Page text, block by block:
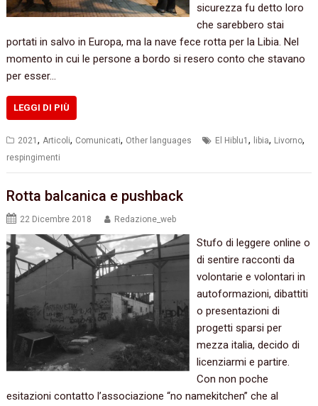
sicurezza fu detto loro
che sarebbero stai
portati in salvo in Europa, ma la nave fece rotta per la Libia. Nel
momento in cui le persone a bordo si resero conto che stavano
per esser…
LEGGI DI PIÙ
2021, Articoli, Comunicati, Other languages El Hiblu1, libia, Livorno,
respingimenti
Rotta balcanica e pushback
22 Dicembre 2018 Redazione_web
Stufo di leggere online o
di sentire racconti da
volontarie e volontari in
autoformazioni, dibattiti
o presentazioni di
progetti sparsi per
mezza italia, decido di
licenziarmi e partire.
Con non poche
esitazioni contatto l’associazione “no namekitchen” che al